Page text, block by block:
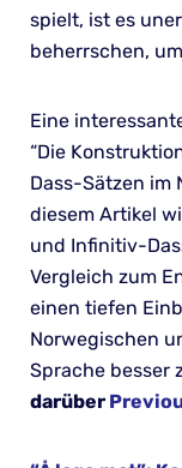
spielt, ist es
beherrschen,
Eine
“Die
Dass-Sätzen im
diesem Artikel
und Infinitiv-
Vergleich zum
einen tiefen
Norwegischen
Sprache besser
darüber